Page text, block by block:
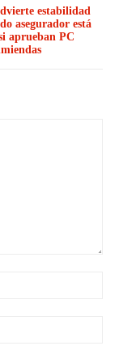
estabilidad
asegurador está
aprueban PC